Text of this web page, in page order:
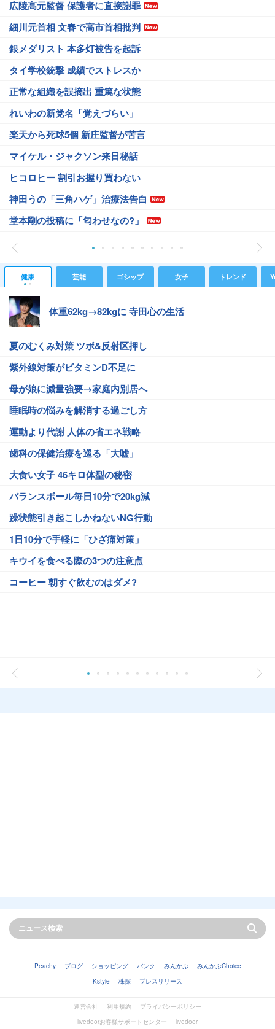
広陵高元監督 保護者に直接謝罪
細川元首相 文春で高市首相批判
銀メダリスト 本多灯被告を起訴
タイ学校銃撃 成績でストレスか
正常な組織を誤摘出 重篤な状態
れいわの新党名「覚えづらい」
楽天から死球5個 新庄監督が苦言
マイケル・ジャクソン来日秘話
ヒコロヒー 割引お握り買わない
神田うの「三角ハゲ」治療法告白
堂本剛の投稿に「匂わせなの?」
健康 芸能 ゴシップ 女子 トレンド
体重62kg→82kgに 寺田心の生活
夏のむくみ対策 ツボ&反射区押し
紫外線対策がビタミンD不足に
母が娘に減量強要→家庭内別居へ
睡眠時の悩みを解消する過ごし方
運動より代謝 人体の省エネ戦略
歯科の保健治療を巡る「大嘘」
大食い女子 46キロ体型の秘密
バランスボール毎日10分で20kg減
躁状態引き起こしかねないNG行動
1日10分で手軽に「ひざ痛対策」
キウイを食べる際の3つの注意点
コーヒー 朝すぐ飲むのはダメ?
Peachy ブログ ショッピング バンク みんかぶ
みんかぶChoice
Kstyle
株探 プレスリリース
運営会社 利用規約
プライバシーポリシー
livedoorお客様サポートセンター
livedoor